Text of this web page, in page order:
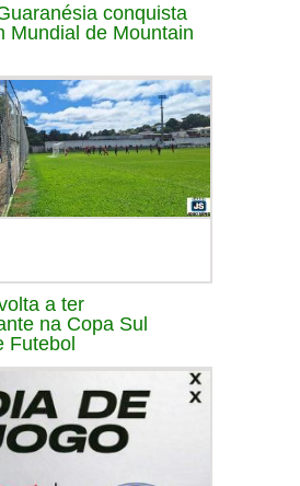
conquista
Mundial de Mountain
a ter
na Copa Sul
Futebol